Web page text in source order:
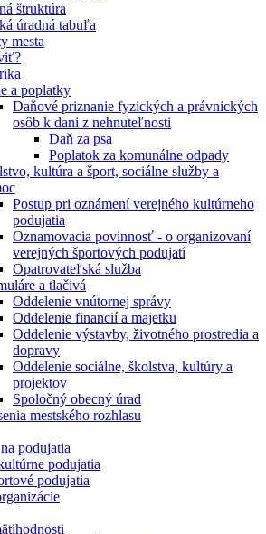
štruktúra
úradná tabuľa
mesta
a poplatky
Daňové priznanie fyzických a právnických
osôb k dani z nehnuteľnosti
Daň za psa
Poplatok za komunálne odpady
kultúra a šport, sociálne služby a
Postup pri oznámení verejného kultúrneho
podujatia
Oznamovacia povinnosť - o organizovaní
verejných športových podujatí
Opatrovateľská služba
a tlačivá
Oddelenie vnútornej správy
Oddelenie financií a majetku
Oddelenie výstavby, životného prostredia a
dopravy
Oddelenie sociálne, školstva, kultúry a
projektov
Spoločný obecný úrad
mestského rozhlasu
podujatia
podujatia
podujatia